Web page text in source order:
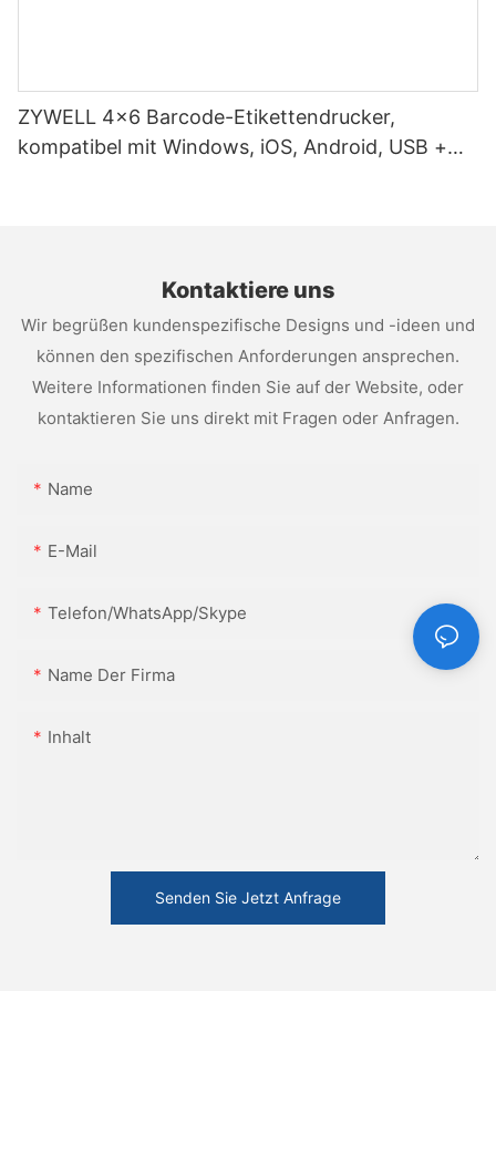
ZYWELL 4x6 Barcode-Etikettendrucker,
kompatibel mit Windows, iOS, Android, USB +
Kontaktiere uns
Wir begrüßen kundenspezifische Designs und -ideen und
können den spezifischen Anforderungen ansprechen.
Weitere Informationen finden Sie auf der Website, oder
kontaktieren Sie uns direkt mit Fragen oder Anfragen.
Name
E-Mail
Telefon/WhatsApp/Skype
Name Der Firma
Inhalt
Senden Sie Jetzt Anfrage